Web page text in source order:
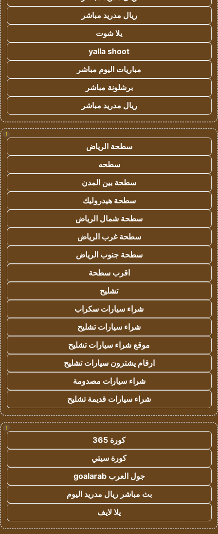
ريال مدريد مباشر
يلا شوت
yalla shoot
مباريات اليوم مباشر
برشلونة مباشر
ريال مدريد مباشر
!
سطحة الرياض
سطحه
سطحة بين المدن
سطحة هيدروليك
سطحة شمال الرياض
سطحة غرب الرياض
سطحة جنوب الرياض
اقرب سطحة
تشليح
شراء سيارات سكراب
شراء سيارات تشليح
موقع شراء سيارات تشليح
ارقام يشترون سيارات تشليح
شراء سيارات مصدومة
شراء سيارات قديمة تشليح
!
كورة 365
كورة سيتي
جول العرب goalarab
بث مباشر ريال مدريد اليوم
يلا لايف